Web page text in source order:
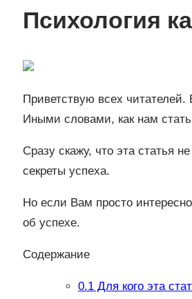
Психология
Приветствую всех
Иными словами, как нам
Сразу скажу, что эта статья
секреты успеха.
Но если Вам просто
об успехе.
Содержание
0.1Для кого эта